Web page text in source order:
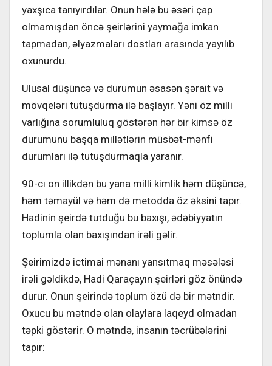
yaxşıca tanıyırdılar. Onun hələ bu əsəri çap
olmamışdan öncə şeirlərini yaymağa imkan
tapmadan, əlyazmaları dostları arasında yayılıb
oxunurdu.
Ulusal düşüncə və durumun əsasən şərait və
mövqeləri tutuşdurma ilə başlayır. Yəni öz milli
varlığına sorumluluq göstərən hər bir kimsə öz
durumunu başqa millətlərin müsbət-mənfi
durumları ilə tutuşdurmaqla yaranır.
90-cı on illikdən bu yana milli kimlik həm düşüncə,
həm təmayül və həm də metodda öz əksini tapır.
Hadinin şeirdə tutduğu bu baxışı, ədəbiyyatın
toplumla olan baxışından irəli gəlir.
Şeirimizdə ictimai mənanı yansıtmaq məsələsi
irəli gəldikdə, Hadi Qaraçayın şeirləri göz önündə
durur. Onun şeirində toplum özü də bir mətndir.
Oxucu bu mətndə olan olaylara laqeyd olmadan
təpki göstərir. O mətndə, insanın təcrübələrini
tapır: